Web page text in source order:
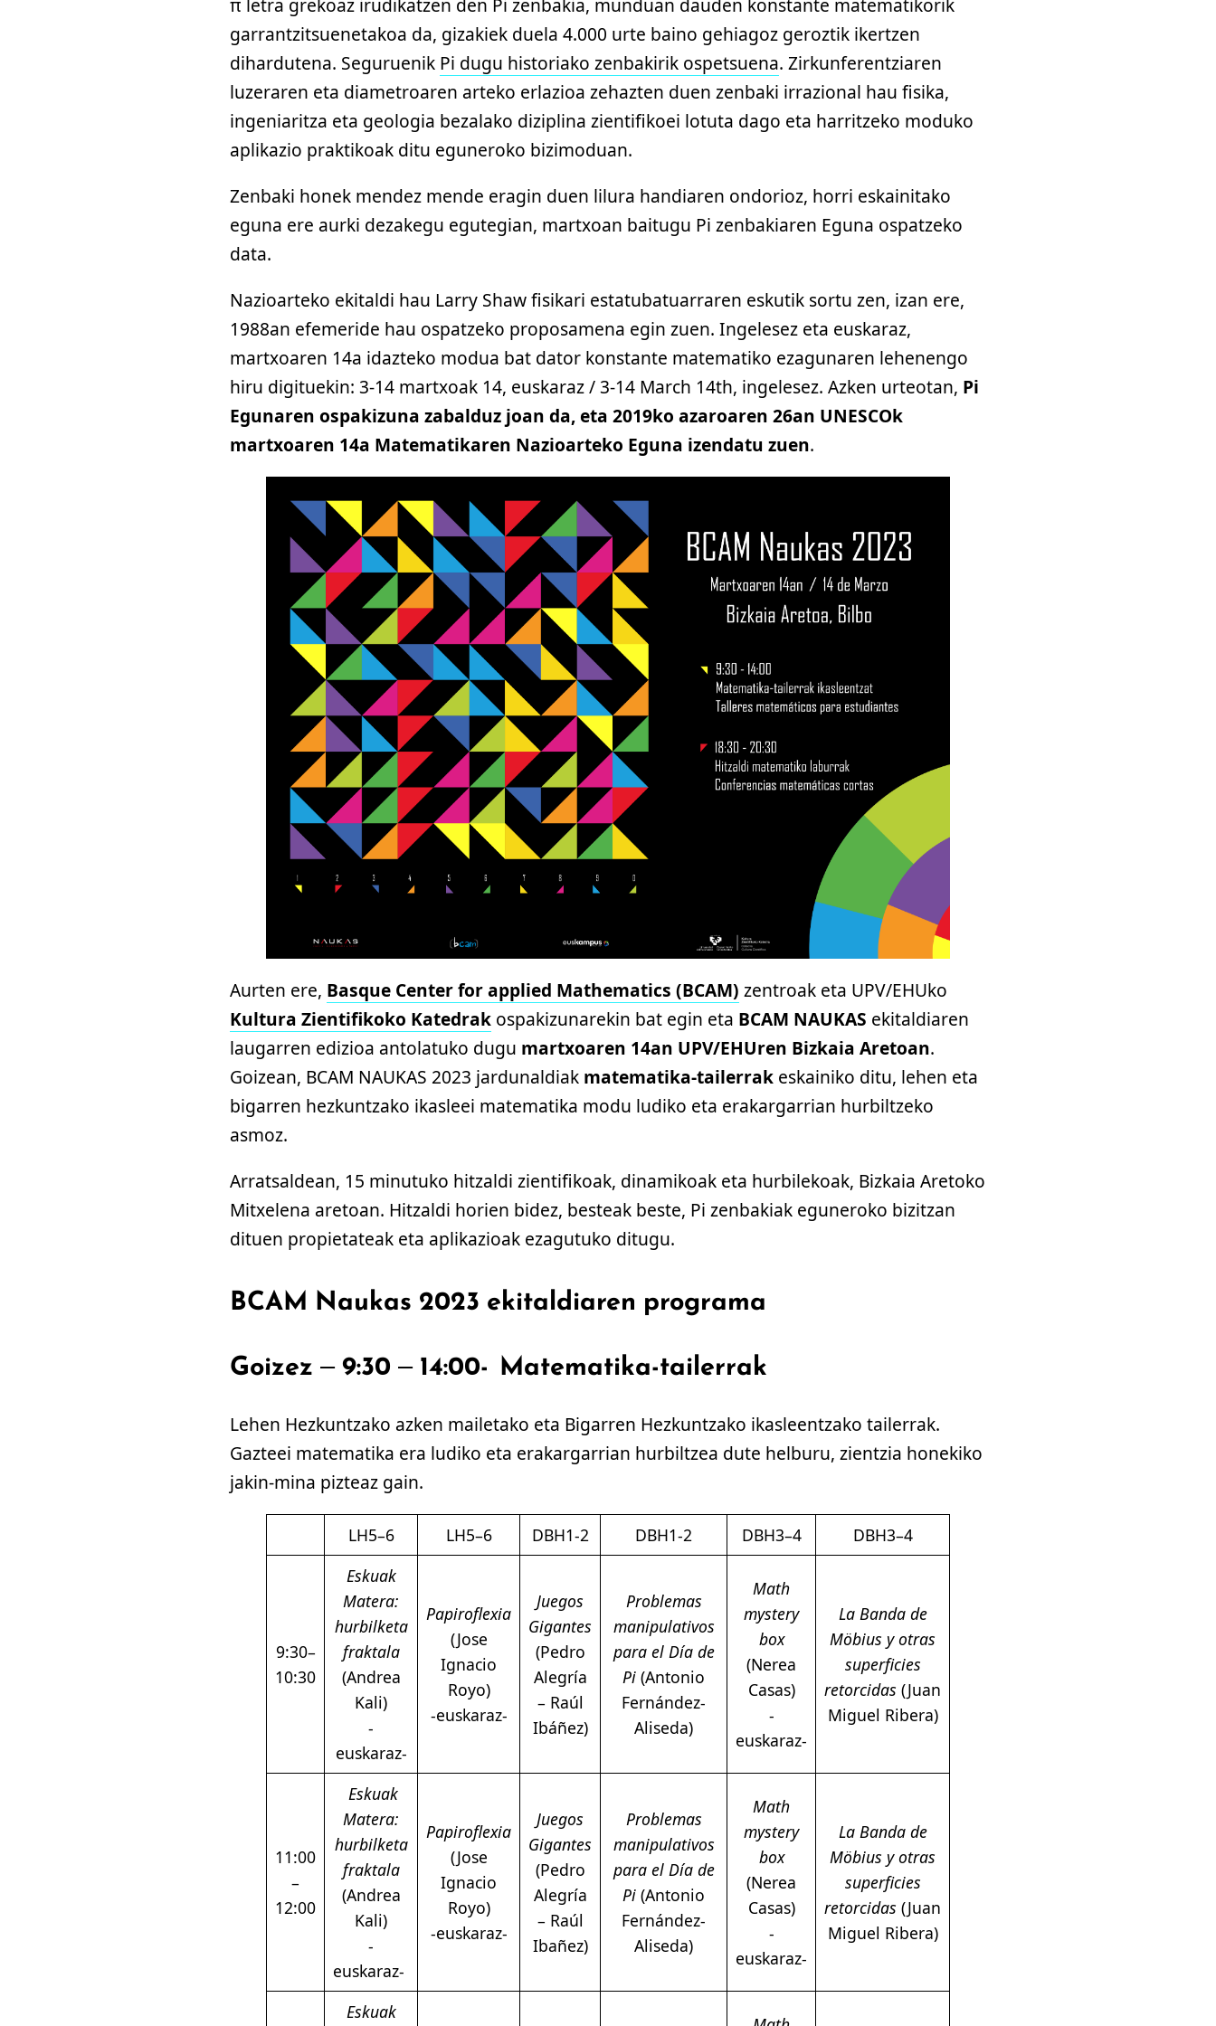
garrantzitsuenetakoa da, gizakiek duela 4.000 urte baino gehiagoz geroztik ikertzen
dihardutena. Seguruenik Pi dugu historiako zenbakirik ospetsuena. Zirkunferentziaren
luzeraren eta diametroaren arteko erlazioa zehazten duen zenbaki irrazional hau fisika,
ingeniaritza eta geologia bezalako diziplina zientifikoei lotuta dago eta harritzeko moduko
aplikazio praktikoak ditu eguneroko bizimoduan.
Zenbaki honek mendez mende eragin duen lilura handiaren ondorioz, horri eskainitako
eguna ere aurki dezakegu egutegian, martxoan baitugu Pi zenbakiaren Eguna ospatzeko
data.
Nazioarteko ekitaldi hau Larry Shaw fisikari estatubatuarraren eskutik sortu zen, izan ere,
1988an efemeride hau ospatzeko proposamena egin zuen. Ingelesez eta euskaraz,
martxoaren 14a idazteko modua bat dator konstante matematiko ezagunaren lehenengo
hiru digituekin: 3-14 martxoak 14, euskaraz / 3-14 March 14th, ingelesez. Azken urteotan, Pi
Egunaren ospakizuna zabalduz joan da, eta 2019ko azaroaren 26an UNESCOk
martxoaren 14a Matematikaren Nazioarteko Eguna izendatu zuen.
Aurten ere, Basque Center for applied Mathematics (BCAM) zentroak eta UPV/EHUko
Kultura Zientifikoko Katedrak ospakizunarekin bat egin eta BCAM NAUKAS ekitaldiaren
laugarren edizioa antolatuko dugu martxoaren 14an UPV/EHUren Bizkaia Aretoan.
Goizean, BCAM NAUKAS 2023 jardunaldiak matematika-tailerrak eskainiko ditu, lehen eta
bigarren hezkuntzako ikasleei matematika modu ludiko eta erakargarrian hurbiltzeko
asmoz.
Arratsaldean, 15 minutuko hitzaldi zientifikoak, dinamikoak eta hurbilekoak, Bizkaia Aretoko
Mitxelena aretoan. Hitzaldi horien bidez, besteak beste, Pi zenbakiak eguneroko bizitzan
dituen propietateak eta aplikazioak ezagutuko ditugu.
BCAM Naukas 2023 ekitaldiaren programa
Goizez – 9:30 – 14:00- Matematika-tailerrak
Lehen Hezkuntzako azken mailetako eta Bigarren Hezkuntzako ikasleentzako tailerrak.
Gazteei matematika era ludiko eta erakargarrian hurbiltzea dute helburu, zientzia honekiko
jakin-mina pizteaz gain.
LH5–6 LH5–6 DBH1-2 DBH1-2 DBH3–4 DBH3–4
9:30–
10:30
Eskuak
Matera:
hurbilketa
fraktala
(Andrea
Kali)
-
euskaraz-
Papiroflexia
(Jose
Ignacio
Royo)
-euskaraz-
Juegos
Gigantes
(Pedro
Alegría
– Raúl
Ibáñez)
Problemas
manipulativos
para el Día de
Pi (Antonio
Fernández-
Aliseda)
Math
mystery
box
(Nerea
Casas)
-
euskaraz-
La Banda de
Möbius y otras
superficies
retorcidas (Juan
Miguel Ribera)
11:00
–
12:00
Eskuak
Matera:
hurbilketa
fraktala
(Andrea
Kali)
-
euskaraz-
Papiroflexia
(Jose
Ignacio
Royo)
-euskaraz-
Juegos
Gigantes
(Pedro
Alegría
– Raúl
Ibañez)
Problemas
manipulativos
para el Día de
Pi (Antonio
Fernández-
Aliseda)
Math
mystery
box
(Nerea
Casas)
-
euskaraz-
La Banda de
Möbius y otras
superficies
retorcidas (Juan
Miguel Ribera)
Eskuak